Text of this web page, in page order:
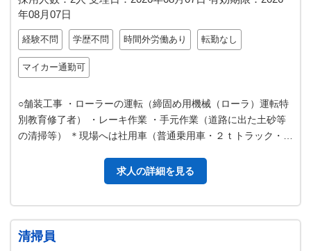
年08月07日
経験不問 学歴不問 時間外労働あり 転勤なし
マイカー通勤可
○舗装工事 ・ローラーの運転（締固め用機械（ローラ）運転特
別教育修了者） ・レーキ作業 ・手元作業（道路に出た土砂等
の清掃等） ＊現場へは社用車（普通乗用車・２ｔトラック・４
求人の詳細を見る
清掃員